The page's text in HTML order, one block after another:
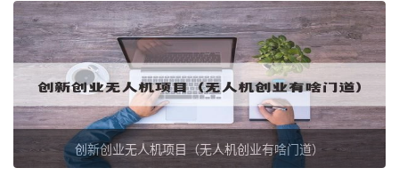
创新创业无人机项目（无人机创业有啥门道）